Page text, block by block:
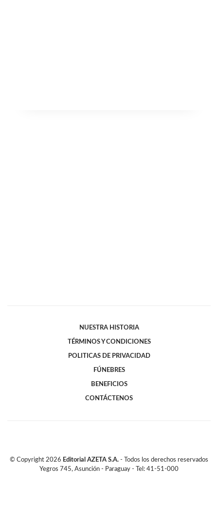
NUESTRA HISTORIA
TÉRMINOS Y CONDICIONES
POLITICAS DE PRIVACIDAD
FÚNEBRES
BENEFICIOS
CONTÁCTENOS
© Copyright 2026 Editorial AZETA S.A. - Todos los derechos reservados
Yegros 745, Asunción - Paraguay - Tel: 41-51-000